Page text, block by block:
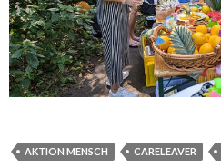
AKTION MENSCH CARELEAVER